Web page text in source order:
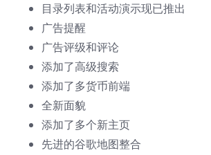
目录列表和活动演示现已推出
广告提醒
广告评级和评论
添加了高级搜索
添加了多货币前端
全新面貌
添加了多个新主页
先进的谷歌地图整合